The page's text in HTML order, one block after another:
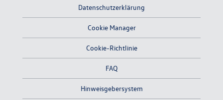
Datenschutzerklärung
Cookie Manager
Cookie-Richtlinie
FAQ
Hinweisgebersystem